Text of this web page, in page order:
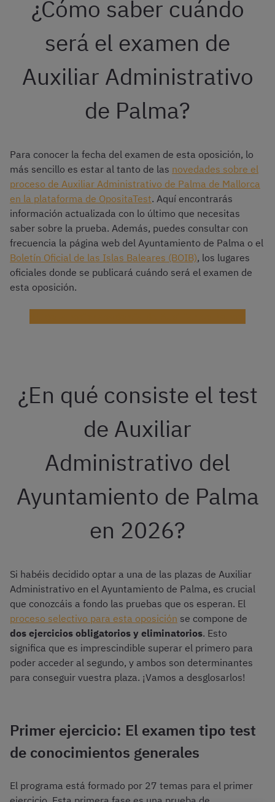
¿Cómo saber cuándo
será el examen de
Auxiliar Administrativo
de Palma?
Para conocer la fecha del examen de esta oposición, lo
más sencillo es estar al tanto de las novedades sobre el
proceso de Auxiliar Administrativo de Palma de Mallorca
en la plataforma de OpositaTest. Aquí encontrarás
información actualizada con lo último que necesitas
saber sobre la prueba. Además, puedes consultar con
frecuencia la página web del Ayuntamiento de Palma o el
Boletín Oficial de las Islas Baleares (BOIB), los lugares
oficiales donde se publicará cuándo será el examen de
esta oposición.
¿En qué consiste el test
de Auxiliar
Administrativo del
Ayuntamiento de Palma
en 2026?
Si habéis decidido optar a una de las plazas de Auxiliar
Administrativo en el Ayuntamiento de Palma, es crucial
que conozcáis a fondo las pruebas que os esperan. El
proceso selectivo para esta oposición se compone de
dos ejercicios obligatorios y eliminatorios. Esto
significa que es imprescindible superar el primero para
poder acceder al segundo, y ambos son determinantes
para conseguir vuestra plaza. ¡Vamos a desglosarlos!
Primer ejercicio: El examen tipo test
de conocimientos generales
El programa está formado por 27 temas para el primer